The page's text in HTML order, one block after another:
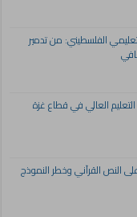
التعليمي الفلسطيني: من تدمير
العالي في قطاع غزة
النص القرآني وخطر النموذج